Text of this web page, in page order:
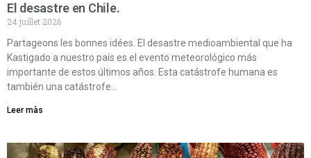
El desastre en Chile.
24 juillet 2026
Partageons les bonnes idées. El desastre medioambiental que ha
Kastigado a nuestro país es el evento meteorológico más
importante de estos últimos años. Esta catástrofe humana es
también una catástrofe…
Leer màs